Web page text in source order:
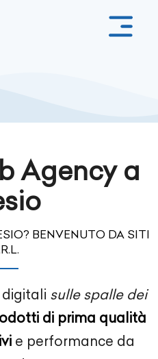
Agency a
BENVENUTO DA SITI
sulle spalle dei
di prima qualità
e performance da